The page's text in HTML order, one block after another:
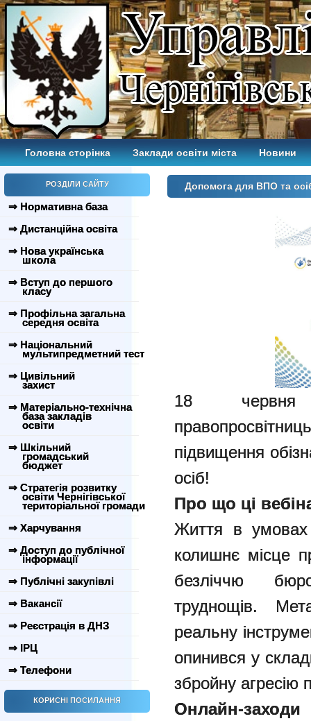
Головна сторінка Заклади освіти міста Новини
РОЗДІЛИ САЙТУ
⇒ Нормативна база
⇒ Дистанційна освіта
⇒ Нова українська
школа
⇒ Вступ до першого
класу
⇒ Профільна загальна
середня освіта
⇒ Національний
мультипредметний тест
⇒ Цивільний
захист
⇒ Матеріально-технічна
база закладів
освіти
⇒ Шкільний
громадський
бюджет
⇒ Стратегія розвитку
освіти Чернігівської
територіальної громади
⇒ Харчування
⇒ Доступ до публічної
інформації
⇒ Публічні закупівлі
⇒ Вакансії
⇒ Реєстрація в ДНЗ
⇒ ІРЦ
⇒ Телефони
КОРИСНІ ПОСИЛАННЯ
Допомога для ВПО та
18 червня
підвищення
осіб!
Про що ці
Життя в умовах
колишнє місце
безліччю
труднощів.
реальну
опинився у
збройну агресію
Онлайн-